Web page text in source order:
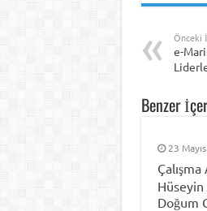
Önceki
e-
Benzer
23
Çalışma
Hüseyin
Doğum